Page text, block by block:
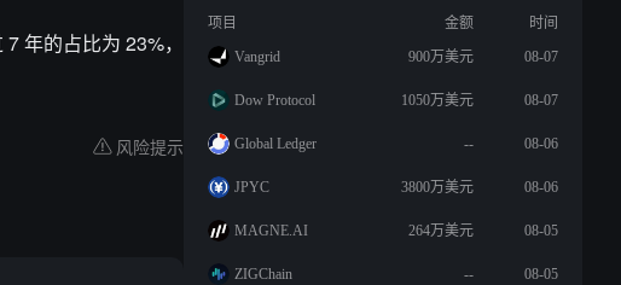
年的占比为 23%，
风险提示
项目 金额
时间
Vangrid
900万美元 08-07
Dow Protocol 1050万美元 08-07
Global Ledger -- 08-06
JPYC 3800万美元 08-06
MAGNE.AI 264万美元 08-05
ZIGChain -- 08-05